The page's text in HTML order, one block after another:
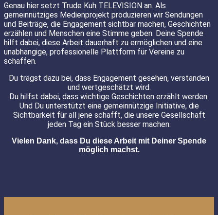
Genau hier setzt Trude Kuh TELEVISION an. Als
gemeinnütziges Medienprojekt produzieren wir Sendungen
und Beiträge, die Engagement sichtbar machen, Geschichten
erzählen und Menschen eine Stimme geben. Deine Spende
hilft dabei, diese Arbeit dauerhaft zu ermöglichen und eine
unabhängige, professionelle Plattform für Vereine zu
schaffen.
Du trägst dazu bei, dass Engagement gesehen, verstanden
und wertgeschätzt wird.
Du hilfst dabei, dass wichtige Geschichten erzählt werden.
Und Du unterstützt eine gemeinnützige Initiative, die
Sichtbarkeit für all jene schafft, die unsere Gesellschaft
jeden Tag ein Stück besser machen.
Vielen Dank, dass Du diese Arbeit mit Deiner Spende
möglich machst.